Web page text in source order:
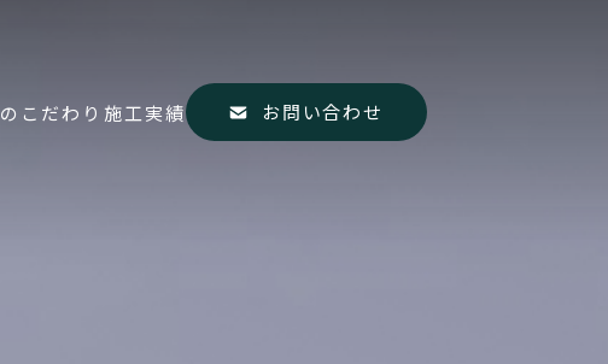
こだわり 施工実績 お問い合わせ